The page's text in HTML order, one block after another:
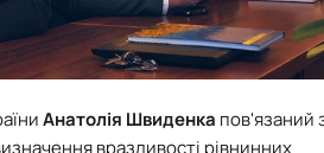
Анатолія Швиденка пов'язаний
вразливості рівнинних